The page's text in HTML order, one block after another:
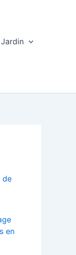
Jardin
de
en